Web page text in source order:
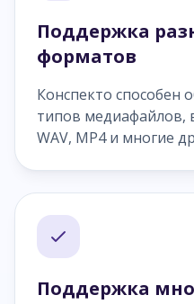
Поддержка
форматов
Конспекто способен
типов медиафайлов,
WAV, MP4 и многие
Поддержка